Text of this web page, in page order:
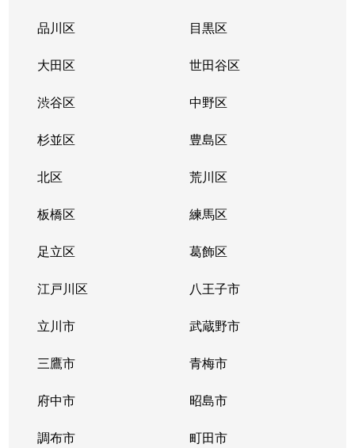
品川区 目黒区
大田区 世田谷区
渋谷区 中野区
杉並区 豊島区
北区 荒川区
板橋区 練馬区
足立区 葛飾区
江戸川区 八王子市
立川市 武蔵野市
三鷹市 青梅市
府中市 昭島市
調布市 町田市